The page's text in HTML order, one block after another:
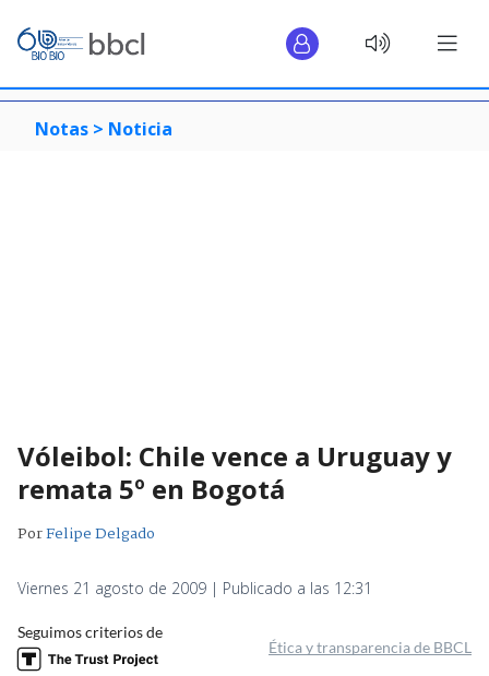
Notas > Noticia
Vóleibol: Chile vence a Uruguay y
remata 5º en Bogotá
PorFelipe Delgado
Viernes 21 agosto de 2009 | Publicado a las 12:31
Seguimos criterios de
Ética y transparencia de BBCL